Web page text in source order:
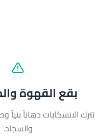
بقع القهوة
تترك الانسكابات دهاناً
والسجاد.